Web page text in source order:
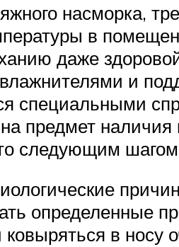
насморка,
в
даже
и
специальными
предмет
следующим
определенные
ковыряться в носу